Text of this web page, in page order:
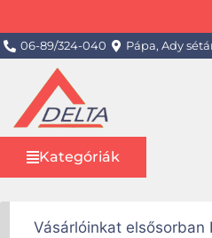
06-89/324-040 Pápa, Ady
Kategóriák
Vásárlóinkat elsősorban